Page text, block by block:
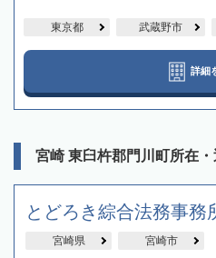
東京都 武蔵野市
詳細
宮崎 東臼杵郡門川町所在
とどろき綜合法務事務
宮崎県 宮崎市